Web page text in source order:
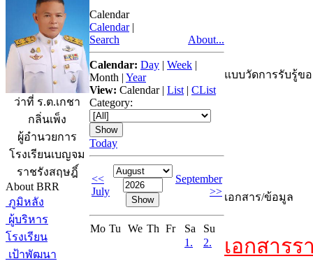
ว่าที่ ร.ต.เกชา
กลิ่นเพ็ง
ผู้อำนวยการ
โรงเรียนเบญจม
ราชรังสฤษฎิ์
About BRR
ภูมิหลัง
ผู้บริหาร
โรงเรียน
เป้าพัฒนา
Calendar
Calendar |
Search
About...
Calendar: Day | Week |
Month | Year
View: Calendar| List | CList
Category:
Today
<<
July
September
>>
Mo Tu We Th Fr Sa
Su
1.
2.
แบบวัดการรับรู้ข
เอกสาร/ข้อมูล
เอกสารร